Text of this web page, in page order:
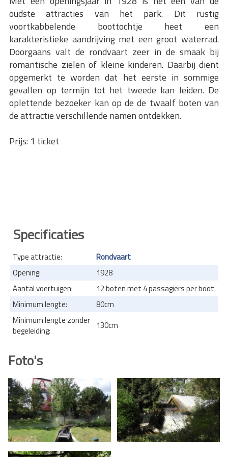
oudste attracties van het park. Dit rustig
voortkabbelende boottochtje heet een
karakteristieke aandrijving met een groot waterrad.
Doorgaans valt de rondvaart zeer in de smaak bij
romantische zielen of kleine kinderen. Daarbij dient
opgemerkt te worden dat het eerste in sommige
gevallen op termijn tot het tweede kan leiden. De
oplettende bezoeker kan op de de twaalf boten van
de attractie verschillende namen ontdekken.
Prijs: 1 ticket
Specificaties
Type attractie:
Rondvaart
Opening:
1928
Aantal voertuigen:
12 boten met 4 passagiers per boot
Minimum lengte:
80cm
Minimum lengte zonder
begeleiding:
130cm
Foto's